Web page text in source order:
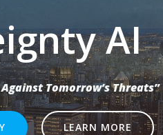
AI
Tomorrow’s Threats”
LEARN MORE